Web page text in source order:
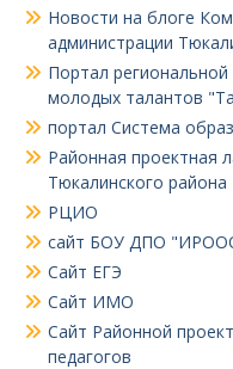
Новости на блоге
администрации
Портал
молодых талантов
портал Система
Районная проектная
Тюкалинского района
РЦИО
сайт БОУ ДПО
Сайт ЕГЭ
Сайт ИМО
Сайт Районной
педагогов